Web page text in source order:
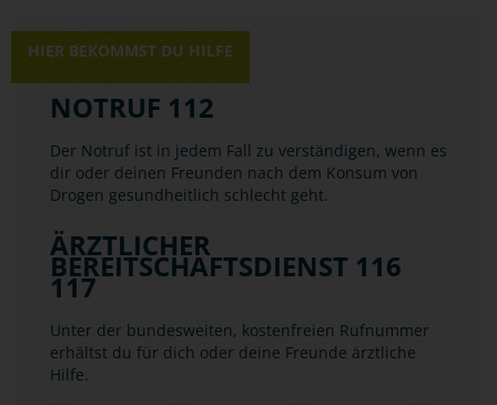
HIER BEKOMMST DU HILFE
NOTRUF 112
Der Notruf ist in jedem Fall zu verständigen, wenn es
dir oder deinen Freunden nach dem Konsum von
Drogen gesundheitlich schlecht geht.
ÄRZTLICHER
BEREITSCHAFTSDIENST 116
117
Unter der bundesweiten, kostenfreien Rufnummer
erhältst du für dich oder deine Freunde ärztliche
Hilfe.